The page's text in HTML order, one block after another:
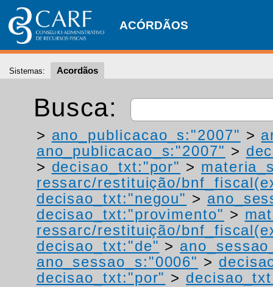
ACÓRDÃOS
Sistemas: Acordãos
Busca:
> ano_publicacao_s:"2007" >
ano_publicacao_s:"2007" >
> decisao_txt:"por" >
ressarc/restituição/
decisao_txt:"negou" >
decisao_txt:"provimento" >
ressarc/restituição/
decisao_txt:"de" >
ano_sessao_s:"0006" >
decisao_txt:"por" >